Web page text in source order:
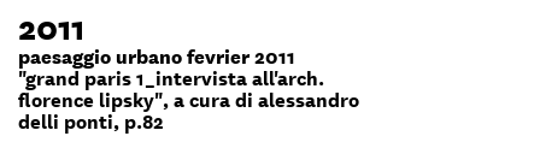
2011
paesaggio urbano fevrier 2011
"grand paris 1_intervista all'arch.
florence lipsky", a cura di alessandro
delli ponti, p.82